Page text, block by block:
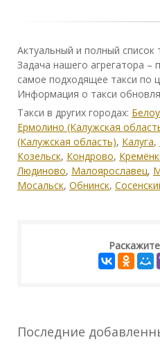
Актуальный и полный список
Задача нашего агрегатора
самое подходящее такси по
Информация о такси
Такси в других городах:
Ермолино (Калужская
(Калужская область), Калуга,
Козельск, Кондрово,
Людиново, Малоярославец,
Мосальск, Обнинск,
Последние